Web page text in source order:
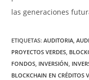
las generaciones
ETIQUETAS:AUDITORIA,
PROYECTOS VERDES,
FONDOS, INVERSIÓN,
BLOCKCHAIN EN CRÉDITOS